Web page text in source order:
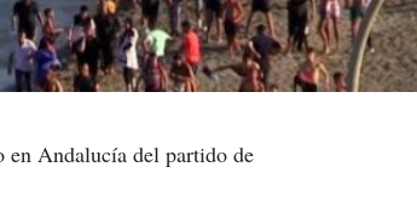
en Andalucía del partido de